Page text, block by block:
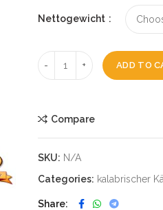
Nettogewicht
ADD TO
Compare
SKU: N/A
Categories: kalabrischer
Share